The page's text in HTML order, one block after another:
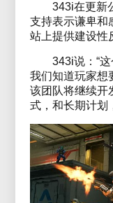
343i在更新
支持表示谦卑和
站上提供建设性
343i说：“
我们知道玩家想
该团队将继续开
式，和长期计划